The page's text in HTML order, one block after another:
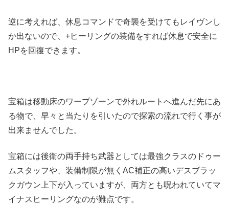
逆に考えれば、休息コマンドで奇襲を受けてもレイヴンし
か出ないので、+ヒーリングの装備をすれば休息で安全に
HPを回復できます。
宝箱は移動床のワープゾーンで外れルートへ進んだ先にあ
る物で、早々と当たりを引いたので探索の流れで行く事が
出来ませんでした。
宝箱には後衛の両手持ち武器としては最強クラスのドゥー
ムスタッフや、装備制限が無くAC補正の高いデスブラッ
クガウン上下が入っていますが、両方とも呪われていてマ
イナスヒーリングなのが難点です。